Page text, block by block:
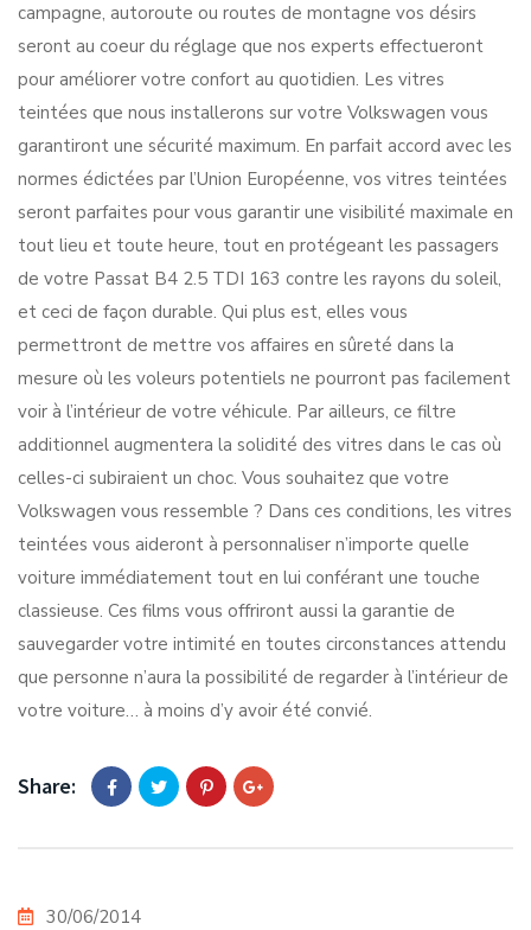
campagne, autoroute ou routes de montagne vos désirs
seront au coeur du réglage que nos experts effectueront
pour améliorer votre confort au quotidien. Les vitres
teintées que nous installerons sur votre Volkswagen vous
garantiront une sécurité maximum. En parfait accord avec les
normes édictées par l’Union Européenne, vos vitres teintées
seront parfaites pour vous garantir une visibilité maximale en
tout lieu et toute heure, tout en protégeant les passagers
de votre Passat B4 2.5 TDI 163 contre les rayons du soleil,
et ceci de façon durable. Qui plus est, elles vous
permettront de mettre vos affaires en sûreté dans la
mesure où les voleurs potentiels ne pourront pas facilement
voir à l’intérieur de votre véhicule. Par ailleurs, ce filtre
additionnel augmentera la solidité des vitres dans le cas où
celles-ci subiraient un choc. Vous souhaitez que votre
Volkswagen vous ressemble ? Dans ces conditions, les vitres
teintées vous aideront à personnaliser n’importe quelle
voiture immédiatement tout en lui conférant une touche
classieuse. Ces films vous offriront aussi la garantie de
sauvegarder votre intimité en toutes circonstances attendu
que personne n’aura la possibilité de regarder à l’intérieur de
votre voiture… à moins d’y avoir été convié.
Share:
30/06/2014